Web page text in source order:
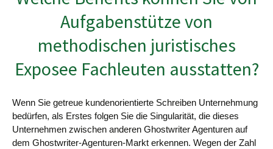
Aufgabenstütze von
methodischen juristisches
Exposee Fachleuten ausstatten?
Wenn Sie getreue kundenorientierte Schreiben Unternehmung
bedürfen, als Erstes folgen Sie die Singularität, die dieses
Unternehmen zwischen anderen Ghostwriter Agenturen auf
dem Ghostwriter-Agenturen-Markt erkennen. Wegen der Zahl